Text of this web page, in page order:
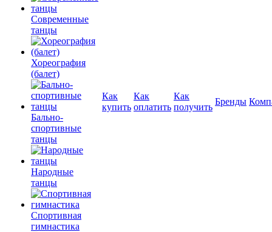
Современные
танцы
Хореография
(балет)
Бально-
спортивные
танцы
Народные
танцы
Спортивная
гимнастика
Как
купить
Как
оплатить
Как
получить
Бренды